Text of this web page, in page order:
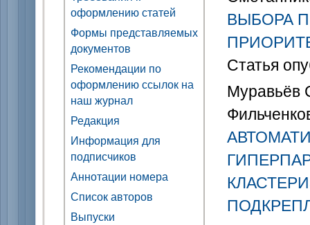
оформлению статей
Формы представляемых
документов
Рекомендации по
оформлению ссылок на
наш журнал
Редакция
Информация для
подписчиков
Аннотации номера
Список авторов
Выпуски
ВЫБОРА
Статья
Муравьёв